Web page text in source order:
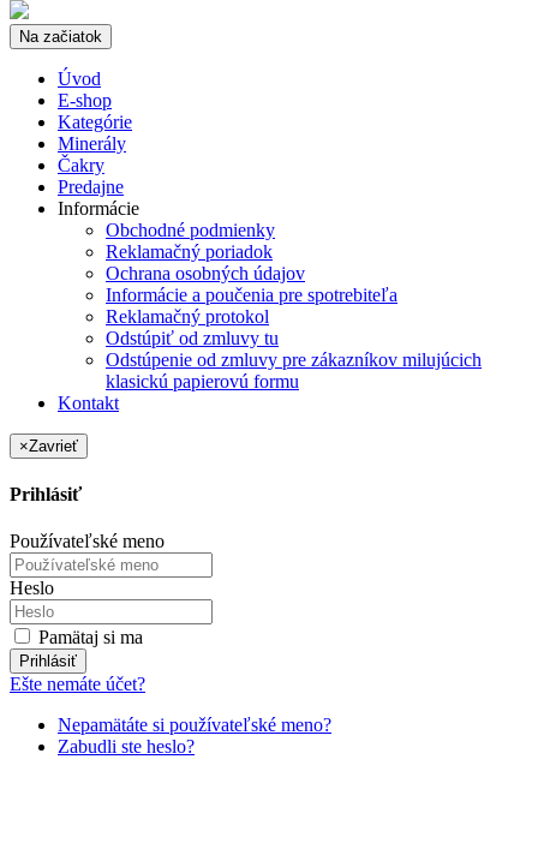
Na začiatok
Úvod
E-shop
Kategórie
Minerály
Čakry
Predajne
Informácie
Obchodné podmienky
Reklamačný poriadok
Ochrana osobných údajov
Informácie a poučenia pre spotrebiteľa
Reklamačný protokol
Odstúpiť od zmluvy tu
Odstúpenie od zmluvy pre zákazníkov milujúcich
klasickú papierovú formu
Kontakt
×Zavrieť
Prihlásiť
Používateľské meno
Heslo
Pamätaj si ma
Prihlásiť
Ešte nemáte účet?
Nepamätáte si používateľské meno?
Zabudli ste heslo?